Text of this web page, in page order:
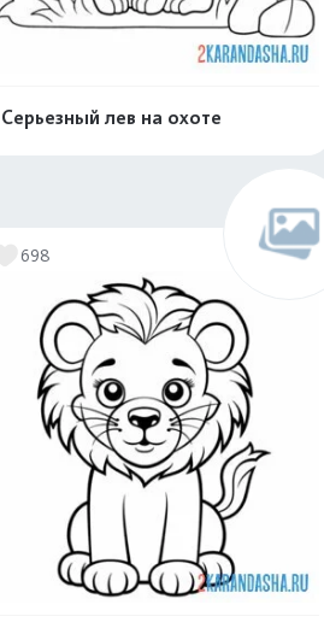
Серьезный лев на охоте
698